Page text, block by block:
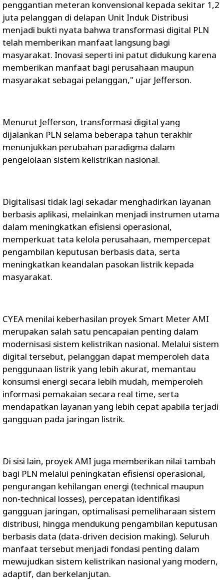
penggantian meteran konvensional kepada sekitar 1,2
juta pelanggan di delapan Unit Induk Distribusi
menjadi bukti nyata bahwa transformasi digital PLN
telah memberikan manfaat langsung bagi
masyarakat. Inovasi seperti ini patut didukung karena
memberikan manfaat bagi perusahaan maupun
masyarakat sebagai pelanggan," ujar Jefferson.
Menurut Jefferson, transformasi digital yang
dijalankan PLN selama beberapa tahun terakhir
menunjukkan perubahan paradigma dalam
pengelolaan sistem kelistrikan nasional.
Digitalisasi tidak lagi sekadar menghadirkan layanan
berbasis aplikasi, melainkan menjadi instrumen utama
dalam meningkatkan efisiensi operasional,
memperkuat tata kelola perusahaan, mempercepat
pengambilan keputusan berbasis data, serta
meningkatkan keandalan pasokan listrik kepada
masyarakat.
CYEA menilai keberhasilan proyek Smart Meter AMI
merupakan salah satu pencapaian penting dalam
modernisasi sistem kelistrikan nasional. Melalui sistem
digital tersebut, pelanggan dapat memperoleh data
penggunaan listrik yang lebih akurat, memantau
konsumsi energi secara lebih mudah, memperoleh
informasi pemakaian secara real time, serta
mendapatkan layanan yang lebih cepat apabila terjadi
gangguan pada jaringan listrik.
Di sisi lain, proyek AMI juga memberikan nilai tambah
bagi PLN melalui peningkatan efisiensi operasional,
pengurangan kehilangan energi (technical maupun
non-technical losses), percepatan identifikasi
gangguan jaringan, optimalisasi pemeliharaan sistem
distribusi, hingga mendukung pengambilan keputusan
berbasis data (data-driven decision making). Seluruh
manfaat tersebut menjadi fondasi penting dalam
mewujudkan sistem kelistrikan nasional yang modern,
adaptif, dan berkelanjutan.